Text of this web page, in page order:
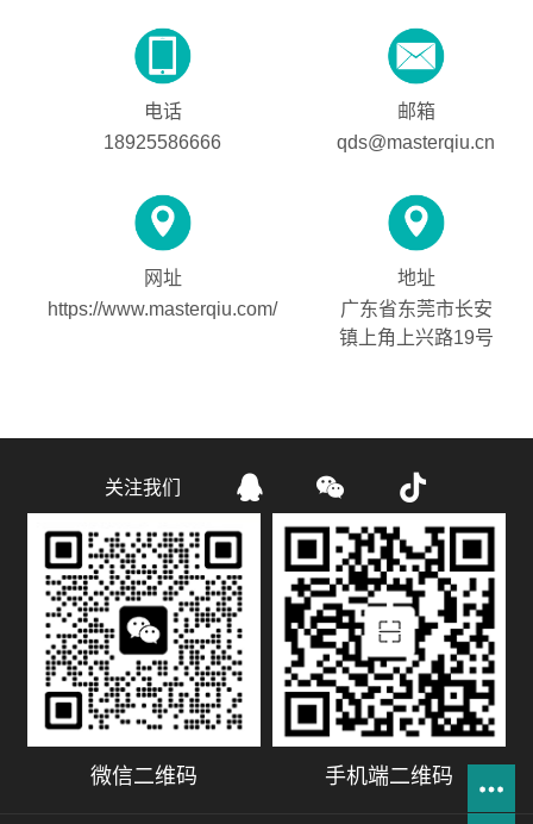
电话
18925586666
邮箱
qds@masterqiu.cn
网址
https://www.masterqiu.com/
地址
广东省东莞市长安
镇上角上兴路19号
关注我们   
微信二维码 手机端二维码